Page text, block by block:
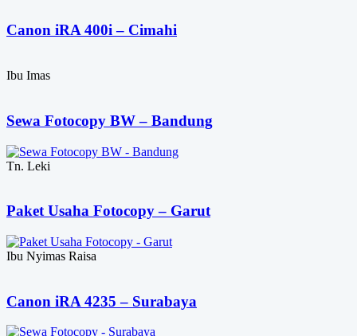
Canon iRA 400i – Cimahi
Ibu Imas
Sewa Fotocopy BW – Bandung
Tn. Leki
Paket Usaha Fotocopy – Garut
Ibu Nyimas Raisa
Canon iRA 4235 – Surabaya